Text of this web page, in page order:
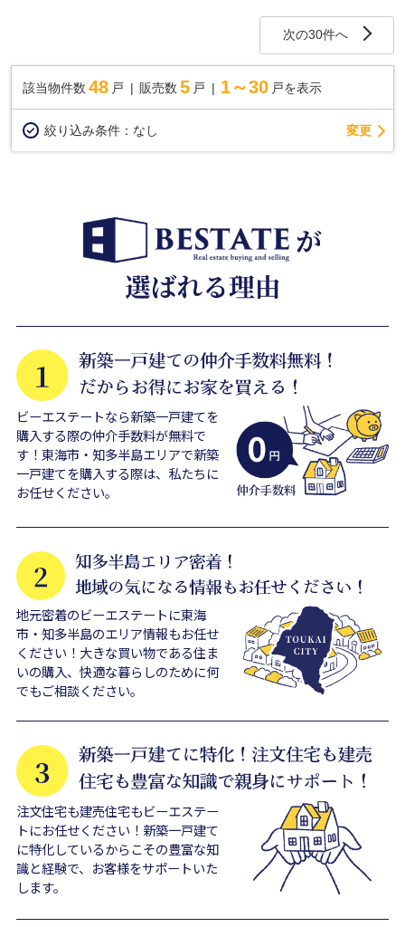
次の30件へ
該当物件数 48 戸 販売数 5 戸 1～30 戸を表示
絞り込み条件： なし 変更
ビーエステートなら新築一戸建てを
購入する際の仲介手数料が無料で
す！東海市・知多半島エリアで新築
一戸建てを購入する際は、私たちに
お任せください。
地元密着のビーエステートに東海
市・知多半島のエリア情報もお任せ
ください！大きな買い物である住ま
いの購入、快適な暮らしのために何
でもご相談ください。
注文住宅も建売住宅もビーエステー
トにお任せください！新築一戸建て
に特化しているからこその豊富な知
識と経験で、お客様をサポートいた
します。